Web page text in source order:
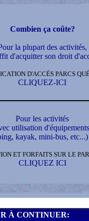
Combien ça coûte?
la plupart des activités,
d'acquitter son droit
D'ACCÈS PARCS
CLIQUEZ-ICI
Pour les activités
utilisation d'équipements
kayak, mini-bus,
ET FORFAITS SUR LE
CLIQUEZ ICI
À CONTINUER: